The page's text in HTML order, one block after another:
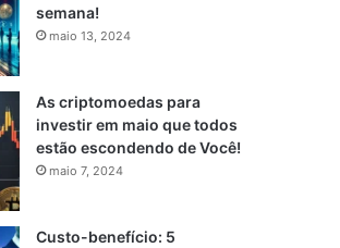
semana!
maio 13, 2024
As criptomoedas para
investir em maio que todos
estão escondendo de Você!
maio 7, 2024
Custo-benefício: 5